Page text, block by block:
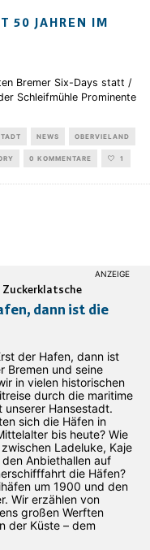
50 JAHREN IM
Bremer Six-Days statt /
Schleifmühle Prominente
NEWS OBERVIELAND
0 KOMMENTARE 1
Zuckerklatsche
dann ist die
der Hafen, dann ist
Bremen und seine
in vielen historischen
durch die maritime
unserer Hansestadt.
sich die Häfen in
bis heute? Wie
Ladeluke, Kaje
Anbiethallen auf
die Häfen?
um 1900 und den
Wir erzählen von
großen Werften
der Küste – dem